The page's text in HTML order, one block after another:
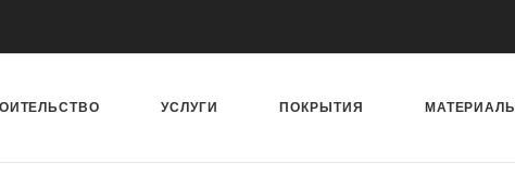
УСЛУГИ ПОКРЫТИЯ МАТЕРИАЛЫ